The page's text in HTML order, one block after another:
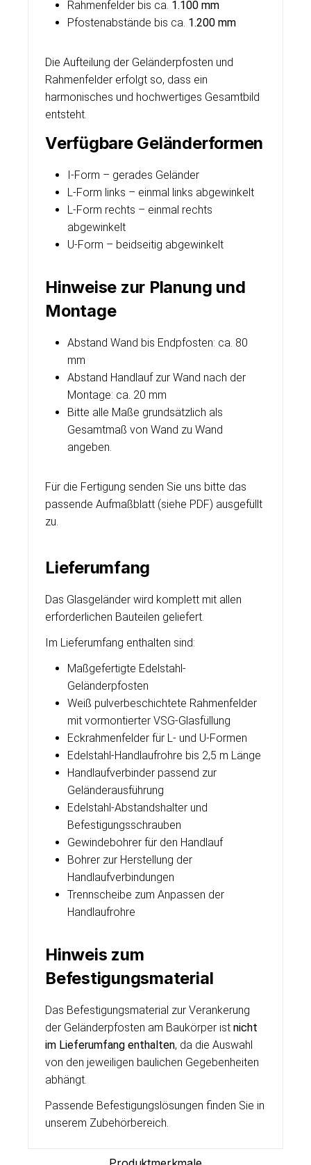
Rahmenfelder bis ca. 1.100 mm
Pfostenabstände bis ca. 1.200 mm
Die Aufteilung der Geländerpfosten und
Rahmenfelder erfolgt so, dass ein
harmonisches und hochwertiges Gesamtbild
entsteht.
Verfügbare Geländerformen
I-Form – gerades Geländer
L-Form links – einmal links abgewinkelt
L-Form rechts – einmal rechts
abgewinkelt
U-Form – beidseitig abgewinkelt
Hinweise zur Planung und
Montage
Abstand Wand bis Endpfosten: ca. 80
mm
Abstand Handlauf zur Wand nach der
Montage: ca. 20 mm
Bitte alle Maße grundsätzlich als
Gesamtmaß von Wand zu Wand
angeben.
Für die Fertigung senden Sie uns bitte das
passende Aufmaßblatt (siehe PDF) ausgefüllt
zu.
Lieferumfang
Das Glasgeländer wird komplett mit allen
erforderlichen Bauteilen geliefert.
Im Lieferumfang enthalten sind:
Maßgefertigte Edelstahl-
Geländerpfosten
Weiß pulverbeschichtete Rahmenfelder
mit vormontierter VSG-Glasfüllung
Eckrahmenfelder für L- und U-Formen
Edelstahl-Handlaufrohre bis 2,5 m Länge
Handlaufverbinder passend zur
Geländerausführung
Edelstahl-Abstandshalter und
Befestigungsschrauben
Gewindebohrer für den Handlauf
Bohrer zur Herstellung der
Handlaufverbindungen
Trennscheibe zum Anpassen der
Handlaufrohre
Hinweis zum
Befestigungsmaterial
Das Befestigungsmaterial zur Verankerung
der Geländerpfosten am Baukörper ist nicht
im Lieferumfang enthalten, da die Auswahl
von den jeweiligen baulichen Gegebenheiten
abhängt.
Passende Befestigungslösungen finden Sie in
unserem Zubehörbereich.